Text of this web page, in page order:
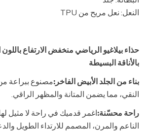
النعل: نعل مريح من TPU
حذاء بيلاغيو الرياضي منخفض الارتفاع
بالأناقة البسيطة
بناء من الجلد الأبيض الفاخر:مصنوع ببراعة
النقي، مما يضمن المتانة والمظهر الراقي.
راحة محسّنة:اغمر قدميك في راحة لا مثيل
الناعم والمرن، المصمم للارتداء الطويل